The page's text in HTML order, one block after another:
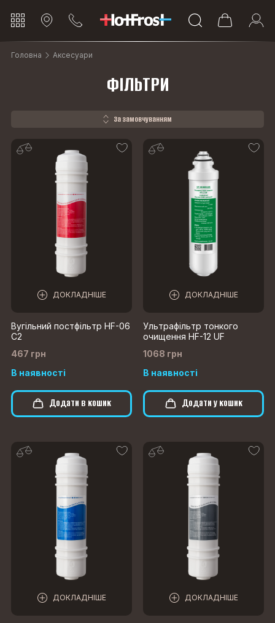
Головна Аксесуари
ФІЛЬТРИ
За замовчуванням
ДОКЛАДНІШЕ ДОКЛАДНІШЕ
Вугільний постфільтр HF-06
C2
Ультрафільтр тонкого
очищення HF-12 UF
467 грн
1068 грн
В наявності
Додати в кошик
В наявності
Додати у кошик
ДОКЛАДНІШЕ ДОКЛАДНІШЕ